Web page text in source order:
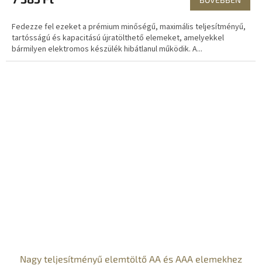
Fedezze fel ezeket a prémium minőségű, maximális teljesítményű,
tartósságú és kapacitású újratölthető elemeket, amelyekkel
bármilyen elektromos készülék hibátlanul működik. A...
Nagy teljesítményű elemtöltő AA és AAA elemekhez